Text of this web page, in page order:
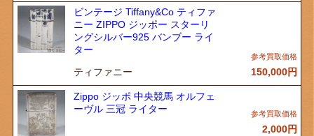
ビンテージ Tiffany&Co ティファ
ニー ZIPPO ジッポー スターリ
ングシルバー925 バンブー ライ
ター
ティファニー 150,000円
Zippo ジッポ 中央競馬 オルフェ
ーヴル 三冠 ライター
2,000円